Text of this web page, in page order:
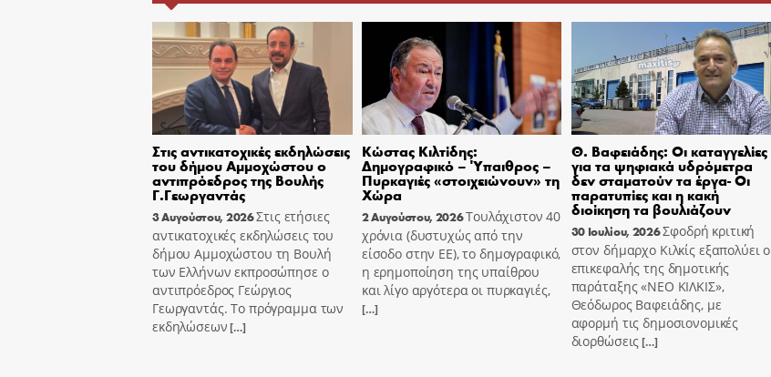
Στις αντικατοχικές εκδηλώσεις
του δήμου Αμμοχώστου ο
αντιπρόεδρος της Βουλής
Γ.Γεωργαντάς
3 Αυγούστου, 2026Στις ετήσιες
αντικατοχικές εκδηλώσεις του
δήμου Αμμοχώστου τη Βουλή
των Ελλήνων εκπροσώπησε ο
αντιπρόεδρος Γεώργιος
Γεωργαντάς. Το πρόγραμμα των
εκδηλώσεων[…]
Κώστας Κιλτίδης:
Δημογραφικό – Ύπαιθρος –
Πυρκαγιές «στοιχειώνουν» τη
Χώρα
2 Αυγούστου, 2026Τουλάχιστον 40
χρόνια (δυστυχώς από την
είσοδο στην ΕΕ), το δημογραφικό,
η ερημοποίηση της υπαίθρου
και λίγο αργότερα οι πυρκαγιές,
[…]
Θ. Βαφειάδης: Οι καταγγελίες
για τα ψηφιακά υδρόμετρα
δεν σταματούν τα έργα- Οι
παρατυπίες και η κακή
διοίκηση τα βουλιάζουν
30 Ιουλίου, 2026Σφοδρή κριτική
στον δήμαρχο Κιλκίς εξαπολύει ο
επικεφαλής της δημοτικής
παράταξης «ΝΕΟ ΚΙΛΚΙΣ»,
Θεόδωρος Βαφειάδης, με
αφορμή τις δημοσιονομικές
διορθώσεις[…]